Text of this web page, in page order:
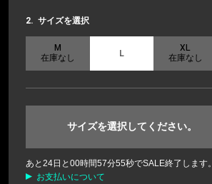
2. サイズを選択
M
在庫なし L XL
在庫なし
サイズを選択してください。
あと 24日と 00時間57分54秒でSALE終了します。
お支払いについて